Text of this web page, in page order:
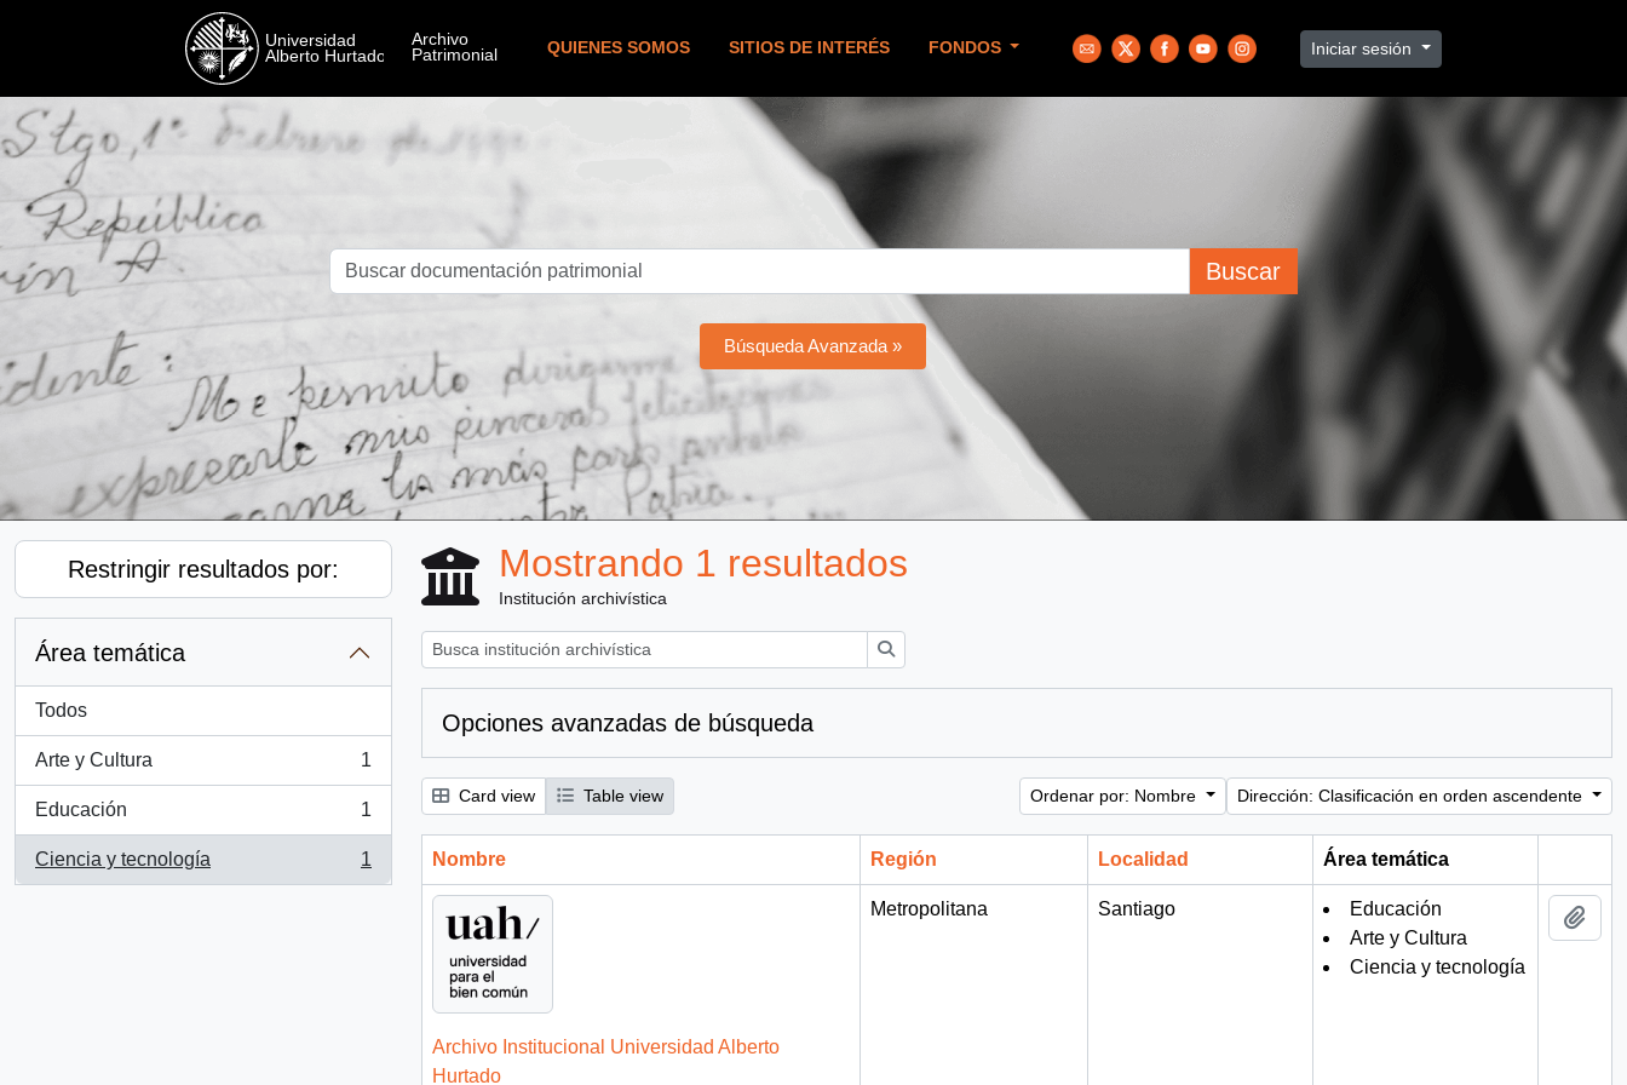
QUIENES SOMOS SITIOS DE INTERÉS FONDOS Iniciar sesión
Buscar
Búsqueda Avanzada »
Restringir resultados por:
Área temática
Todos
Arte y Cultura
, 1 resultados
1
Educación
, 1 resultados
1
Ciencia y tecnología
, 1 resultados
1
Mostrando 1 resultados
Institución archivística
Opciones avanzadas de búsqueda
Card view Table view Ordenar por: Nombre Dirección: Clasificación en orden ascendente
Nombre Región Localidad
Área temática
Archivo Institucional Universidad Alberto
Hurtado
Metropolitana Santiago
Educación
Arte y Cultura
Ciencia y tecnología